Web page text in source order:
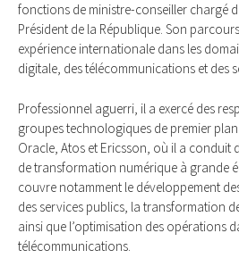
fonctions de ministre-conseiller chargé
Président de la République. Son
expérience internationale dans les
digitale, des télécommunications et des
Professionnel aguerri, il a exercé des
groupes technologiques de premier plan
Oracle, Atos et Ericsson, où il a conduit
de transformation numérique à grande
couvre notamment le développement
des services publics, la transformation
ainsi que l’optimisation des opérations
télécommunications.